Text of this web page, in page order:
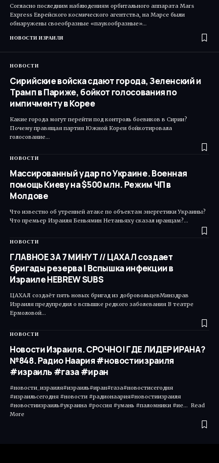
Согласно последним наблюдениям орбитального аппарата Mars
Express Еврейского космического агентства, на Марсе были
обнаружены своеобразные «паукообразные»…
НОВОСТИ ИЗРАИЛЯ
НОВОСТИ
Сирийские войска сдают города, Зеленский и
Трамп в Париже, бойкот голосования по
импичменту в Корее
Какие города могут перейти под контроль боевиков в Сирии?
Почему правящая партия Южной Кореи бойкотировала
голосование…
НОВОСТИ
Массированный удар по Украине. Военная
помощь Киеву на $500 млн. Режим ЧП в
Молдове
Что известно об утренней атаке по объектам энергетики Украины?
Что премьер Израиля Беньямин Нетаньяху сказал иранцам?…
НОВОСТИ
ГЛАВНОЕ ЗА 7 МИНУТ // ЦАХАЛ создает
бригады резерва | Вспышка инфекции в
Израиле HEBREW SUBS
ЦАХАЛ создаёт пять новых бригад из добровольцевМинздрав
Израиля предупредил о вспышке редкого заболевания В театре
Ермоловой…
НОВОСТИ
Новости Израиля. СРОЧНО! ГДЕ ЛИДЕР ИРАНА?
№848. Радио Наария #новостиизраиля
#израиль #газа #иран
#новости_израиля#израиль#иран#газа#новостисегодня
#израильсегодня #новости #радионаария#новостиизраиля
#новостиизраиль#украина #россия #умань #паломники #ие... Read
More ​